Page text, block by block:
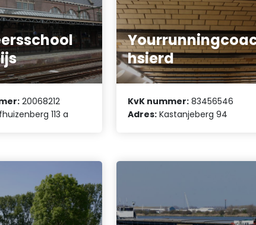
20068212
113 a
hsierd
KvK nummer: 83456546
Adres: Kastanjeberg 94